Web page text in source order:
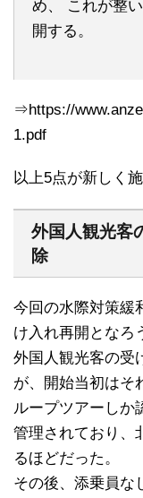
め、 これが整
開する。
⇒https://
1.pdf
以上5点が新しく
外国人観光客
除
今回の水際対策緩
け入れ再開となろ
外国人観光客の受
が、開始当初はそ
ループツアーしか
管理されており、
るほどだった。
その後、添乗員な